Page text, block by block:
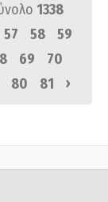
1338
57 58
59
69
70
80 81 ›